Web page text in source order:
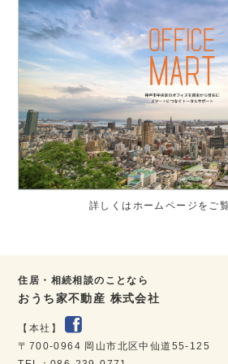
詳しくはホームページをご
住居・相続相談のことなら
おうち家不動産 株式会社
【本社】
〒700-0964 岡山市北区中仙道55-125